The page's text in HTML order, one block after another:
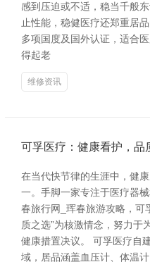
感到压迫或不适，稳当千般
止性能，稳健医疗还郑重居
多项国度及国外认证，适合
得起老
维修资讯
可孚医疗：健康看护，品
在当代快节律的生涯中，健
一。手脚一家专注于医疗器
春旅行网_珲春旅游攻略，可
质之选”为核激情念，努力于
健康措置决议。 可孚医疗自
域，居品涵盖血压计、体温